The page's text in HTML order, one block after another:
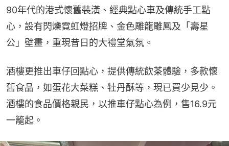
90年代的港式懷舊裝潢、經典點心車及傳統手工點
心，設有閃爍霓虹燈招牌、金色雕龍雕鳳及「壽星
公」壁畫，重現昔日的大禮堂氣氛。
酒樓更推出車仔回點心，提供傳統飲茶體驗，多款懷
舊食品，如蛋花大菜糕、牡丹酥等，現已買少見少。
酒樓的食品價格親民，以推車仔點心為例，售16.9元
一籠起。